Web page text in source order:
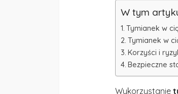
W tym
Tymianek w
Tymianek w
Korzyści i
Bezpieczne
Wykorzystanie